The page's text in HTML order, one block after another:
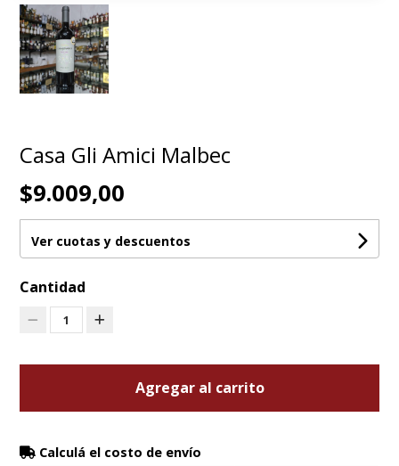
Casa Gli Amici Malbec
$9.009,00
Ver cuotas y descuentos
Cantidad
1
Agregar al carrito
Calculá el costo de envío